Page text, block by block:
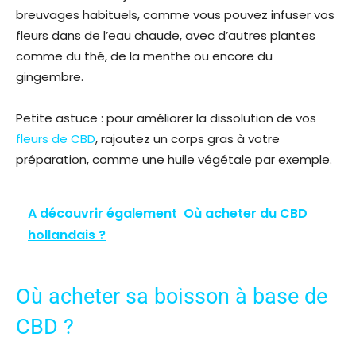
breuvages habituels, comme vous pouvez infuser vos
fleurs dans de l’eau chaude, avec d’autres plantes
comme du thé, de la menthe ou encore du
gingembre.
Petite astuce : pour améliorer la dissolution de vos
fleurs de CBD, rajoutez un corps gras à votre
préparation, comme une huile végétale par exemple.
A découvrir également Où acheter du CBD
hollandais ?
Où acheter sa boisson à base de
CBD ?